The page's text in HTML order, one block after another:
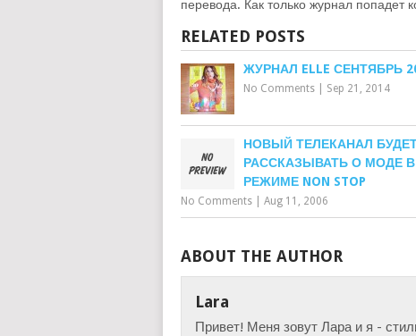
перевода. Как только журнал попадет
RELATED POSTS
ЖУРНАЛ ELLE СЕНТЯБРЬ
No Comments Sep 21, 2014
НОВЫЙ ТЕЛЕКАНАЛ
РАССКАЗЫВАТЬ О МОДЕ В
РЕЖИМЕ NON STOP
No Comments Aug 11, 2006
ABOUT THE AUTHOR
Lara
Привет! Меня зовут Лара и я -